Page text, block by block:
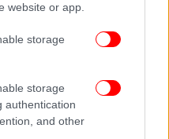
website or app.
storage
storage
authentication
and other
ότι αναδεικνύει
γιατί εσύ,
σου συνέπεια
η διάθεση
μπορεί να τη